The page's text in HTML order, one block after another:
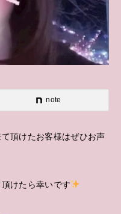
note
頂けたお客様はぜひお声
けたら幸いです